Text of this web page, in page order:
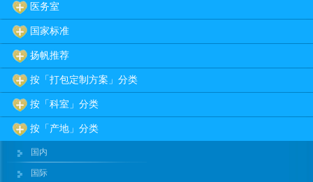
医务室
国家标准
扬帆推荐
按「打包定制方案」分类
按「科室」分类
按「产地」分类
国内
国际